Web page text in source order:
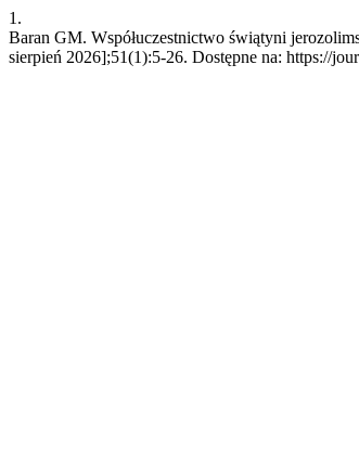
1.
Baran GM. Współuczestnictwo świątyni
sierpień 2026];51(1):5-26. Dostępne na: https://